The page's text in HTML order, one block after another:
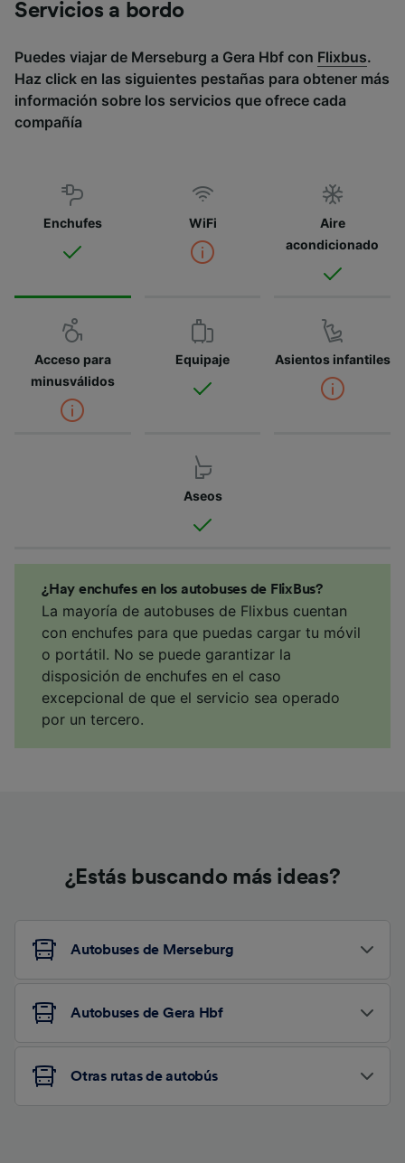
Servicios a bordo
Puedes viajar de Merseburg a Gera Hbf con Flixbus.
Haz click en las siguientes pestañas para obtener más
información sobre los servicios que ofrece cada
compañía
Enchufes WiFi
Aire
acondicionado
Acceso para
minusválidos
Equipaje Asientos infantiles
Aseos
¿Hay enchufes en los autobuses de FlixBus?
La mayoría de autobuses de Flixbus cuentan
con enchufes para que puedas cargar tu móvil
o portátil. No se puede garantizar la
disposición de enchufes en el caso
excepcional de que el servicio sea operado
por un tercero.
¿Estás buscando más ideas?
Autobuses de Merseburg
Autobuses de Gera Hbf
Otras rutas de autobús